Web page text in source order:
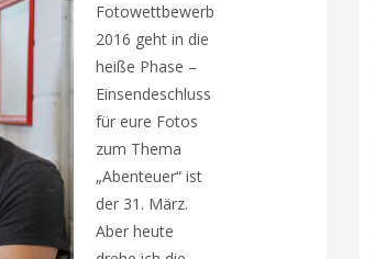
Fotowettbewerb
2016 geht in die
heiße Phase –
Einsendeschluss
für eure Fotos
zum Thema
„Abenteuer“ ist
der 31. März.
Aber heute